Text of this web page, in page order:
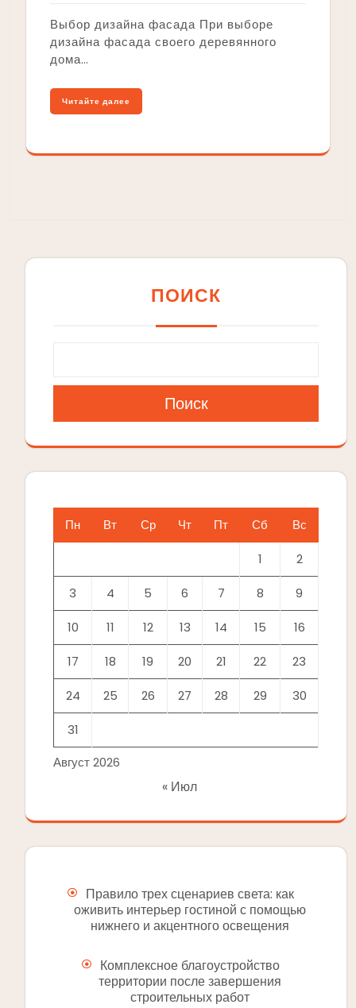
Выбор дизайна фасада При выборе
дизайна фасада своего деревянного
дома…
Читайте далее
ПОИСК
Поиск
Август 2026
Пн Вт Ср Чт Пт Сб Вс
1 2
3 4 5 6 7 8 9
10 11 12 13 14 15 16
17 18 19 20 21 22 23
24 25 26 27 28 29 30
31
« Июл
Правило трех сценариев света: как
оживить интерьер гостиной с помощью
нижнего и акцентного освещения
Комплексное благоустройство
территории после завершения
строительных работ